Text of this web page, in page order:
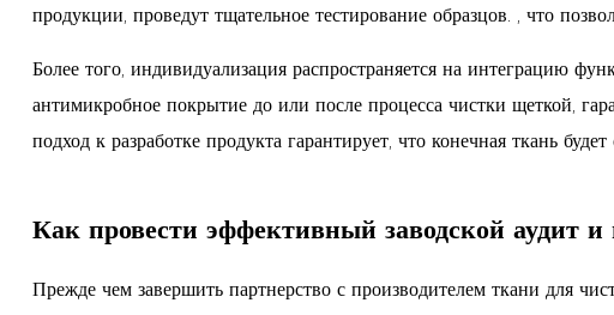
продукции, проведут тщательное тестирование образцов.
, что
Более того, индивидуализация распространяется на интеграцию
антимикробное покрытие до или после процесса чистки щеткой,
подход к разработке продукта гарантирует, что конечная ткань
Как провести эффективный заводской аудит и
Прежде чем завершить партнерство с производителем ткани для